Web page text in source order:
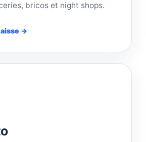
bricos et night shops.
→